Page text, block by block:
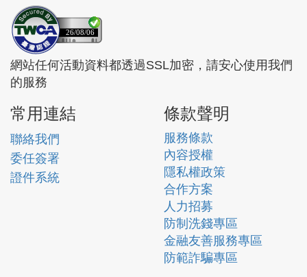
26/08/06
網站任何活動資料都透過SSL加密，請安心使用我們
的服務
常用連結
聯絡我們
委任簽署
證件系統
條款聲明
服務條款
內容授權
隱私權政策
合作方案
人力招募
防制洗錢專區
金融友善服務專區
防範詐騙專區